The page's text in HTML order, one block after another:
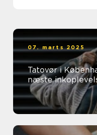
07. marts 2025
Tatovør i
næste